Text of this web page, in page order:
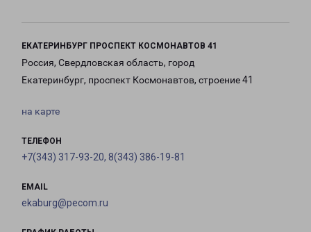
ЕКАТЕРИНБУРГ ПРОСПЕКТ КОСМОНАВТОВ 41
Россия, Свердловская область, город
Екатеринбург, проспект Космонавтов, строение 41
на карте
ТЕЛЕФОН
+7(343) 317-93-20, 8(343) 386-19-81
EMAIL
ekaburg@pecom.ru